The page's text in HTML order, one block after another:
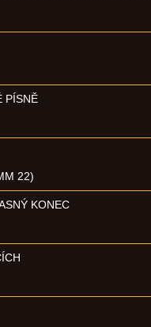
PÍSNĚ
22)
KONEC